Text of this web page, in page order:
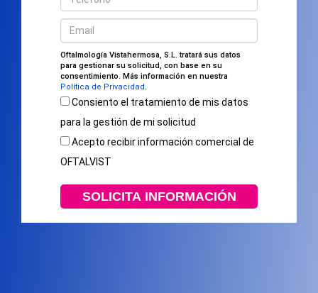
Oftalmología Vistahermosa, S.L. tratará sus datos
para gestionar su solicitud, con base en su
consentimiento. Más información en nuestra
Política de Privacidad.
Consiento el tratamiento de mis datos
para la gestión de mi solicitud
Acepto recibir información comercial de
OFTALVIST